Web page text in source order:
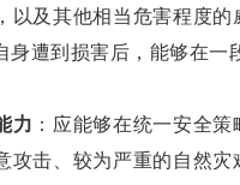
以及其他相当危害程度
遭到损害后，能够在一
力 ：应能够在统一安全
攻击、较为严重的自然